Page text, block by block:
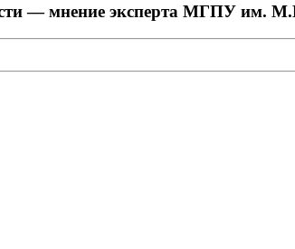
— мнение эксперта МГПУ им.